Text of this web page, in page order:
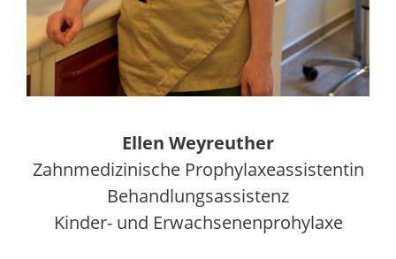
Ellen Weyreuther
Zahnmedizinische Prophylaxeassistentin
Behandlungsassistenz
Kinder- und Erwachsenenprohylaxe